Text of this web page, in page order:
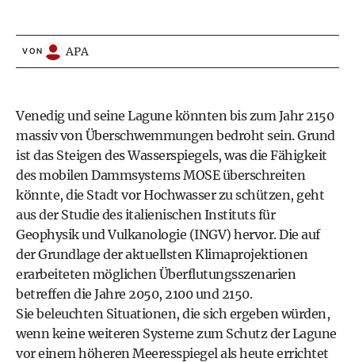
VON APA
Venedig und seine Lagune könnten bis zum Jahr 2150
massiv von Überschwemmungen bedroht sein. Grund
ist das Steigen des Wasserspiegels, was die Fähigkeit
des mobilen Dammsystems MOSE überschreiten
könnte, die Stadt vor Hochwasser zu schützen, geht
aus der Studie des italienischen Instituts für
Geophysik und Vulkanologie (INGV) hervor. Die auf
der Grundlage der aktuellsten Klimaprojektionen
erarbeiteten möglichen Überflutungsszenarien
betreffen die Jahre 2050, 2100 und 2150.
Sie beleuchten Situationen, die sich ergeben würden,
wenn keine weiteren Systeme zum Schutz der Lagune
vor einem höheren Meeresspiegel als heute errichtet